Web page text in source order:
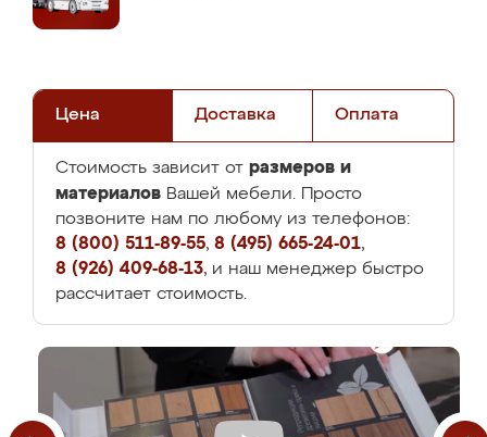
Цена Доставка Оплата
Стоимость зависит от размеров и
материалов Вашей мебели. Просто
позвоните нам по любому из телефонов:
8 (800) 511-89-55, 8 (495) 665-24-01,
8 (926) 409-68-13, и наш менеджер быстро
рассчитает стоимость.